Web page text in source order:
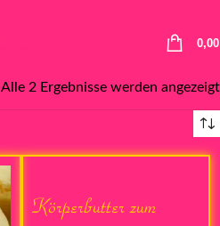
Alle 2 Ergebnisse werden angezeigt
Körperbutter zum